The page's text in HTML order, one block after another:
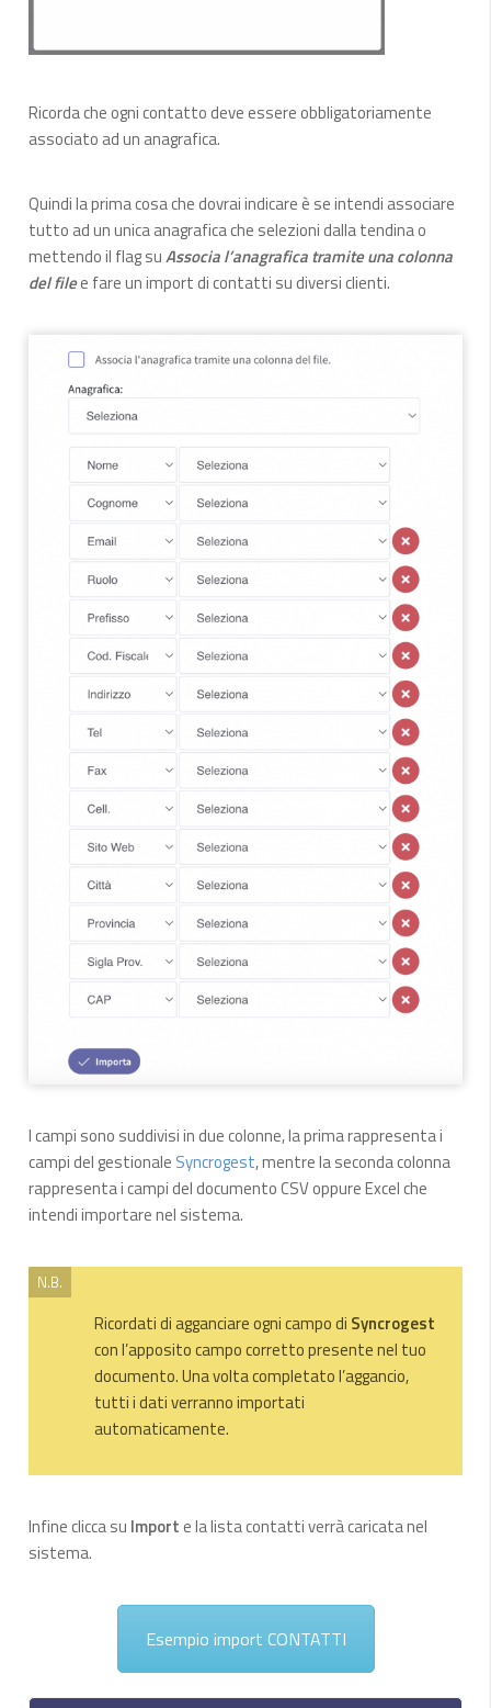
Ricorda che ogni contatto deve essere obbligatoriamente
associato ad un anagrafica.
Quindi la prima cosa che dovrai indicare è se intendi associare
tutto ad un unica anagrafica che selezioni dalla tendina o
mettendo il flag suAssocia l’anagrafica tramite una colonna
del filee fare un import di contatti su diversi clienti.
I campi sono suddivisi in due colonne, la prima rappresenta i
campi del gestionale Syncrogest, mentre la seconda colonna
rappresenta i campi del documento CSV oppure Excel che
intendi importare nel sistema.
N.B.
Ricordati di agganciare ogni campo di Syncrogest
con l’apposito campo corretto presente nel tuo
documento. Una volta completato l’aggancio,
tutti i dati verranno importati
automaticamente.
Infine clicca su Importe la lista contatti verrà caricata nel
sistema.
Esempio import CONTATTI